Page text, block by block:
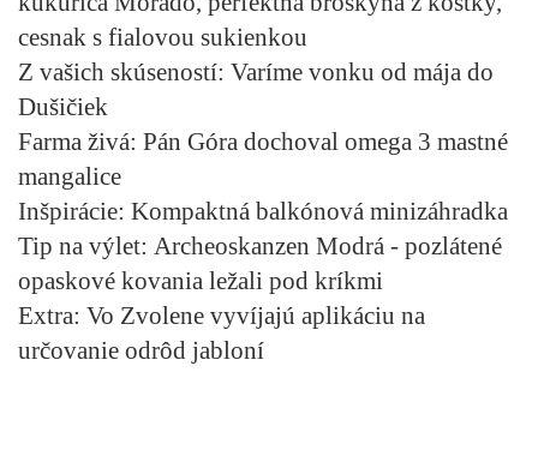
cesnak s fialovou sukienkou
Z vašich skúseností: Varíme vonku od mája do
Dušičiek
Farma živá: Pán Góra dochoval omega 3 mastné
mangalice
Inšpirácie: Kompaktná balkónová minizáhradka
Tip na výlet: Archeoskanzen Modrá - pozlátené
opaskové kovania ležali pod kríkmi
Extra: Vo Zvolene vyvíjajú aplikáciu na
určovanie odrôd jabloní